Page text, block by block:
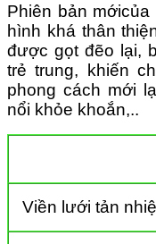
Phiên bản
hình khá thân
được gọt đẽo lại,
trẻ trung, khiến
phong cách mới
nổi khỏe khoắn,..
Viền lưới tản